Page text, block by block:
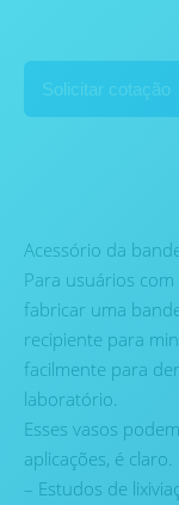
Solicitar cotação
Acessório da
Para usuários
fabricar uma
recipiente para
facilmente para
laboratório.
Esses vasos
aplicações, é
– Estudos de